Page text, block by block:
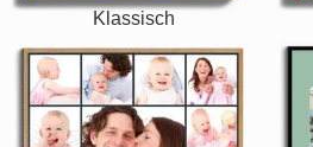
Klassisch